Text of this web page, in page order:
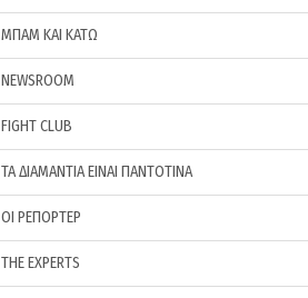
ΜΠΑΜ ΚΑΙ ΚΑΤΩ
NEWSROOM
FIGHT CLUB
ΤΑ ΔΙΑΜΑΝΤΙΑ ΕΙΝΑΙ ΠΑΝΤΟΤΙΝΑ
ΟΙ ΡΕΠΟΡΤΕΡ
THE EXPERTS